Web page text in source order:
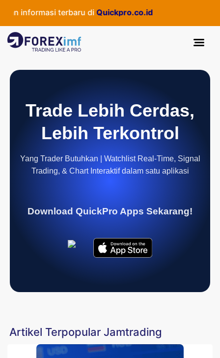
informasi terbaru diQuickpro.co.id
Trade Lebih Cerdas,
Lebih Terkontrol
Yang Trader Butuhkan | Watchlist Real-Time, Signal
Trading, & Chart Interaktif dalam satu aplikasi
Download QuickPro Apps Sekarang!
Artikel Terpopular Jamtrading